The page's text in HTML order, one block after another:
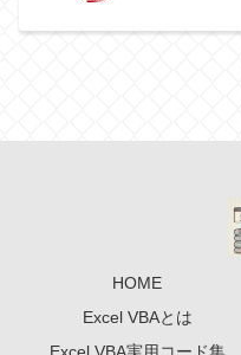
HOME
Excel VBAとは